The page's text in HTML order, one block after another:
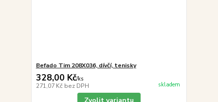
Befado Tim 208X036, dívčí, tenisky
328,00 Kč/ks
271,07 Kč bez DPH skladem
Zvolit variantu